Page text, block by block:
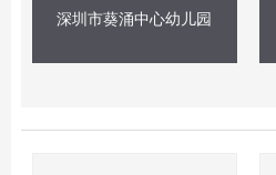
深圳市葵涌中心幼儿园